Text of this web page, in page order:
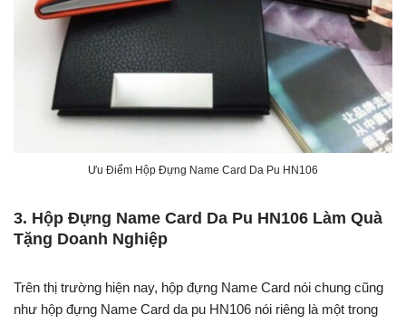
Ưu Điểm Hộp Đựng Name Card Da Pu HN106
3. Hộp Đựng Name Card Da Pu HN106 Làm Quà
Tặng Doanh Nghiệp
Trên thị trường hiện nay, hộp đựng Name Card nói chung cũng
như hộp đựng Name Card da pu HN106 nói riêng là một trong